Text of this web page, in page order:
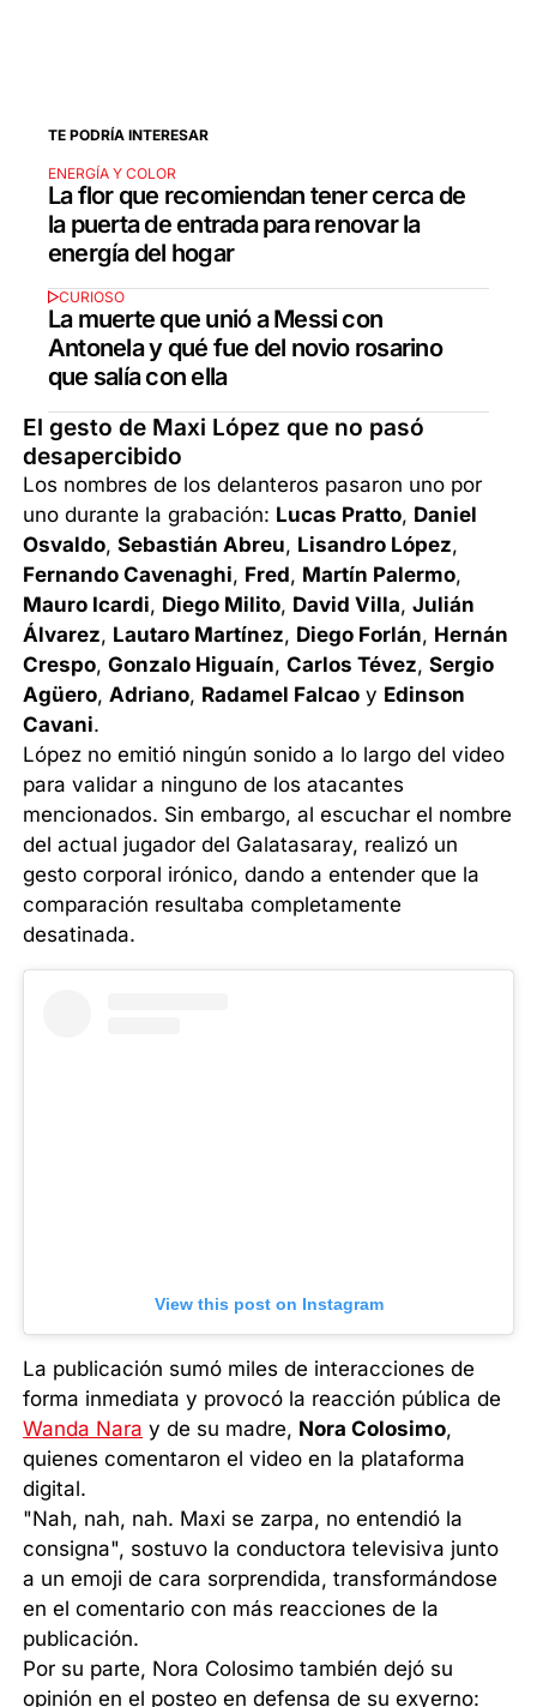
TE PODRÍA INTERESAR
ENERGÍA Y COLOR
La flor que recomiendan tener cerca de
la puerta de entrada para renovar la
energía del hogar
CURIOSO
La muerte que unió a Messi con
Antonela y qué fue del novio rosarino
que salía con ella
El gesto de Maxi López que no pasó
desapercibido
Los nombres de los delanteros pasaron uno por
uno durante la grabación: Lucas Pratto, Daniel
Osvaldo,Sebastián Abreu, Lisandro López,
Fernando Cavenaghi, Fred, Martín Palermo,
Mauro Icardi, Diego Milito, David Villa,Julián
Álvarez, Lautaro Martínez, Diego Forlán, Hernán
Crespo,Gonzalo Higuaín,Carlos Tévez,Sergio
Agüero,Adriano, Radamel Falcao y Edinson
Cavani.
López no emitió ningún sonido a lo largo del video
para validar a ninguno de los atacantes
mencionados. Sin embargo, al escuchar el nombre
del actual jugador del Galatasaray, realizó un
gesto corporal irónico, dando a entender que la
comparación resultaba completamente
desatinada.
View this post on Instagram
La publicación sumó miles de interacciones de
forma inmediata y provocó la reacción pública de
Wanda Nara y de su madre, Nora Colosimo,
quienes comentaron el video en la plataforma
digital.
"Nah, nah, nah. Maxi se zarpa, no entendió la
consigna", sostuvo la conductora televisiva junto
a un emoji de cara sorprendida, transformándose
en el comentario con más reacciones de la
publicación.
Por su parte, Nora Colosimo también dejó su
opinión en el posteo en defensa de su exyerno: